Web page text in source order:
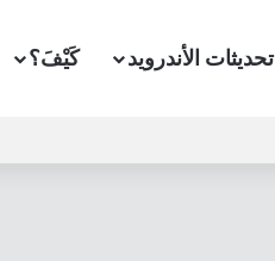
تحديثات الأندرويد كَيْفَ؟